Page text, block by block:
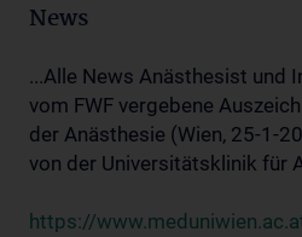
News
...Alle News Anästhesist und
vom FWF vergebene
der Anästhesie (Wien, 25-1-
von der Universitätsklinik für
https://